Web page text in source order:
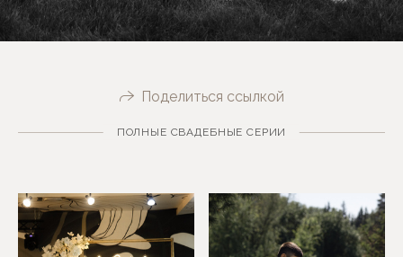
Поделиться ссылкой
ПОЛНЫЕ СВАДЕБНЫЕ СЕРИИ